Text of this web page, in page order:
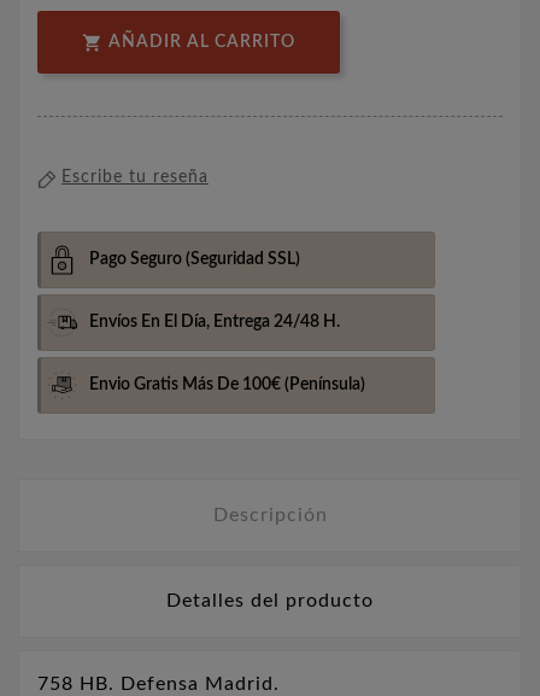
 AÑADIR AL CARRITO
Escribe tu reseña
Pago Seguro (Seguridad SSL)
Envíos En El Día, Entrega 24/48 H.
Envio Gratis Más De 100€ (Península)
Descripción
Detalles del producto
758 HB. Defensa Madrid.